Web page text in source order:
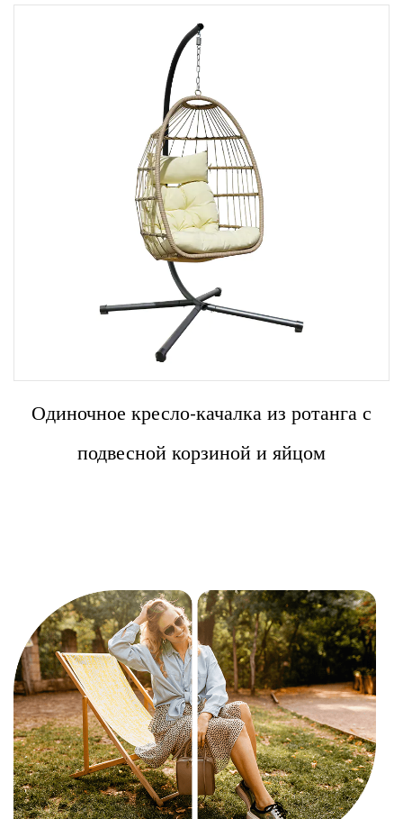
Одиночное кресло-качалка из ротанга с
подвесной корзиной и яйцом